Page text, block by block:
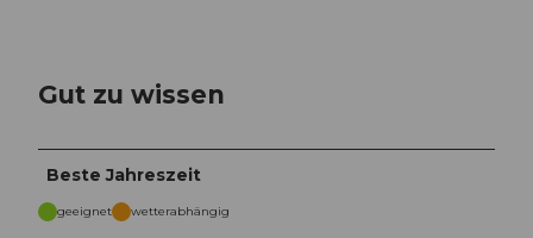
Gut zu wissen
Beste Jahreszeit
geeignet wetterabhängig